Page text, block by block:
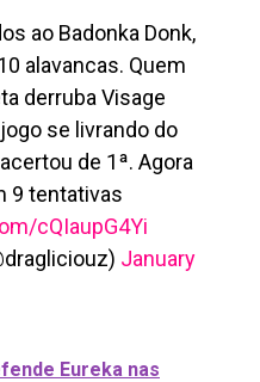
ao Badonka Donk,
alavancas. Quem
derruba Visage
se livrando do
de 1ª. Agora
9 tentativas
cQIaupG4Yi
January
Eureka nas